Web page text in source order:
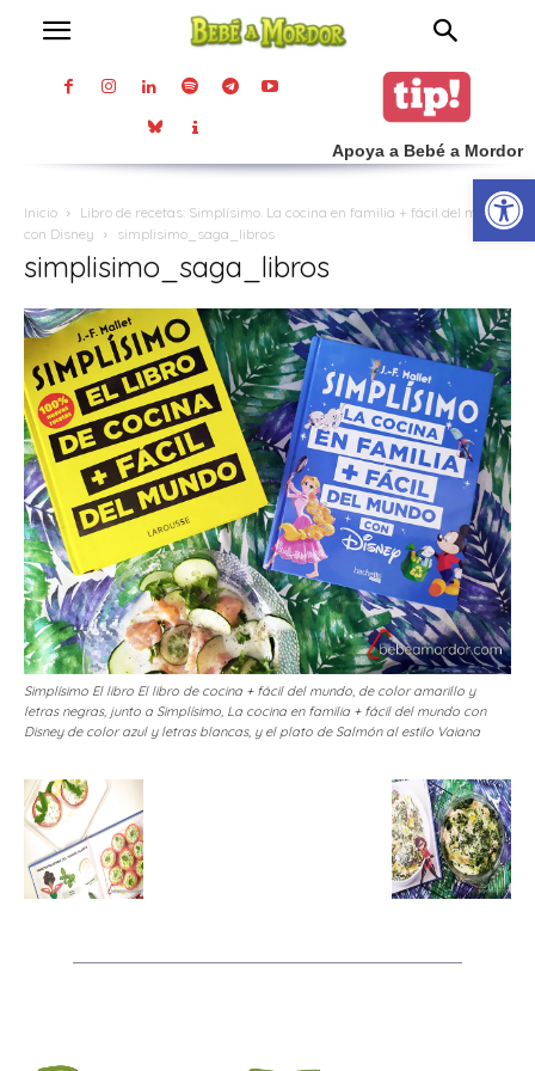
Apoya a Bebé a Mordor
Inicio
Libro de recetas: Simplísimo. La cocina en familia + fácil del mundo
con Disney
simplisimo_saga_libros
simplisimo_saga_libros
Simplísimo El libro El libro de cocina + fácil del mundo, de color amarillo y
letras negras, junto a Simplísimo, La cocina en familia + fácil del mundo con
Disney de color azul y letras blancas, y el plato de Salmón al estilo Vaiana